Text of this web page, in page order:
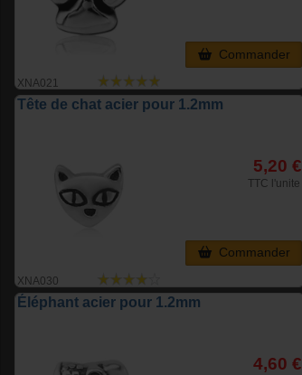
XNA021
Commander
Tête de chat acier pour 1.2mm
XNA030
5,20 €
TTC l'unite
Commander
Éléphant acier pour 1.2mm
4,60 €